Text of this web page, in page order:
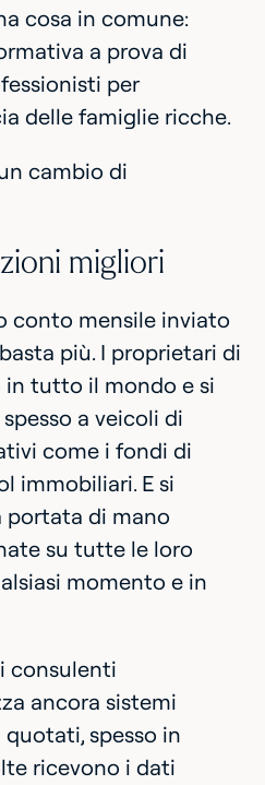
cosa in comune:
a prova di
per
delle famiglie ricche.
cambio di
migliori
conto mensile inviato
più. I proprietari di
tutto il mondo e si
a veicoli di
come i fondi di
immobiliari. E si
portata di mano
su tutte le loro
momento e in
consulenti
ancora sistemi
spesso in
ricevono i dati